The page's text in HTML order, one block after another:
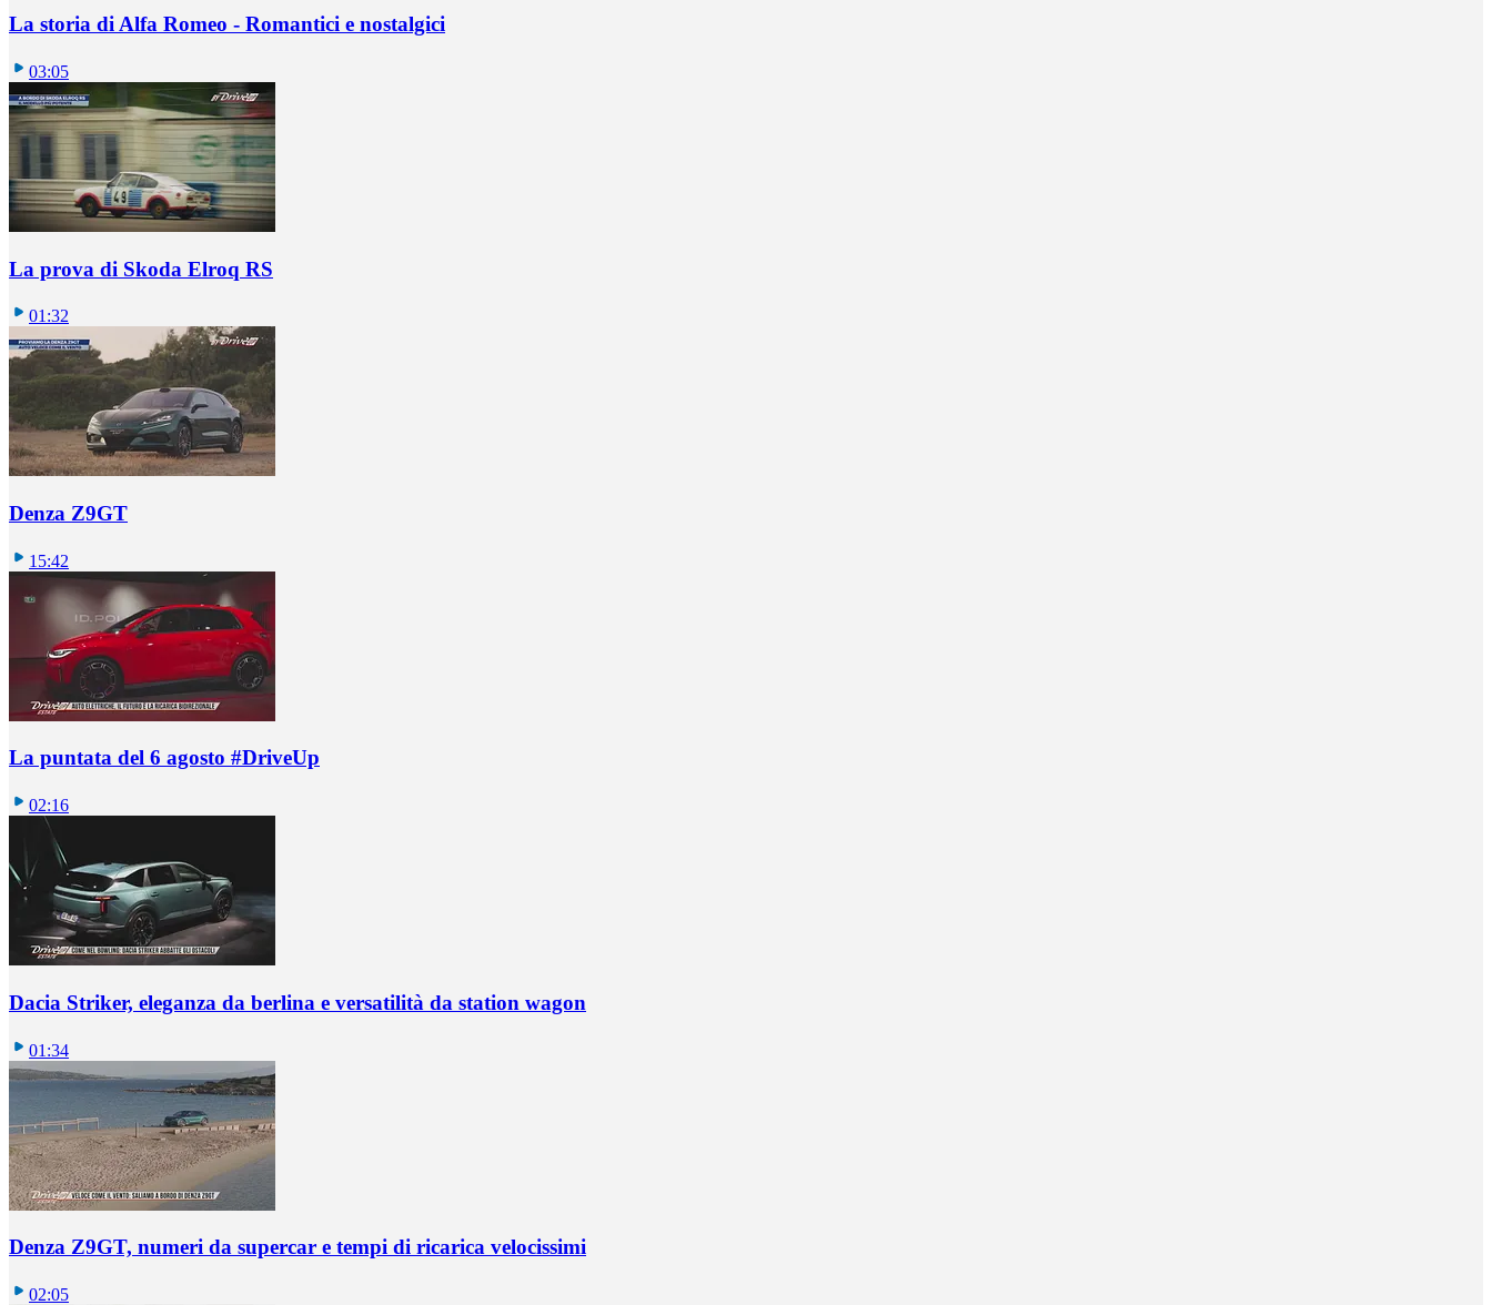
La storia di Alfa Romeo - Romantici e nostalgici
03:05
La prova di Skoda Elroq RS
01:32
Denza Z9GT
15:42
La puntata del 6 agosto #DriveUp
02:16
Dacia Striker, eleganza da berlina e versatilità da station wagon
01:34
Denza Z9GT, numeri da supercar e tempi di ricarica velocissimi
02:05